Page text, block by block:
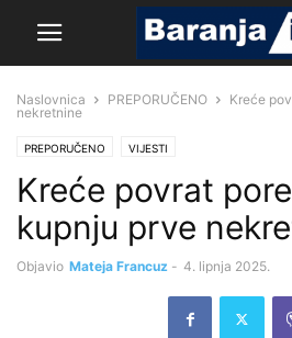
Naslovnica PREPORUČENO
Kreće
nekretnine
PREPORUČENO VIJESTI
Kreće povrat
kupnju prve
Objavio Mateja Francuz - 4. lipnja 2025.